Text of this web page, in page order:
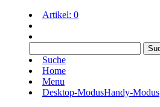
Artikel: 0
Suche
Home
Menu
Desktop-ModusHandy-Modus